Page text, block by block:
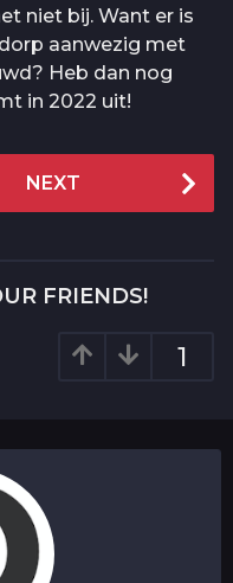
niet bij. Want er is
aanwezig met
Heb dan nog
in 2022 uit!
NEXT
FRIENDS!
1